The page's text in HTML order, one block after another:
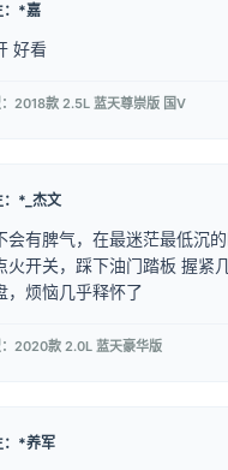
：*嘉
好看
2018款 2.5L 蓝天尊崇版 国V
：*_杰文
会有脾气，在最迷茫最低沉
火开关，踩下油门踏板 握紧
，烦恼几乎释怀了
2020款 2.0L 蓝天豪华版
：*养军